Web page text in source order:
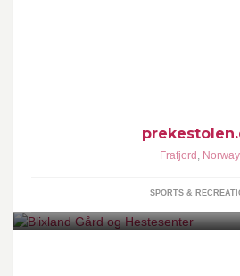
Frafjord , Norway
SPORTS &